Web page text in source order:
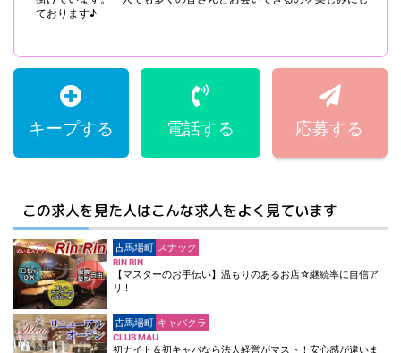
ております♪
キープする 電話する 応募する
この求人を見た人はこんな求人をよく見ています
古馬場町 スナック
RIN RIN
【マスターのお手伝い】温もりのあるお店☆継続率に自信ア
リ!!
古馬場町 キャバクラ
CLUB MAU
初ナイト＆初キャバなら法人経営がマスト！安心感が違いま